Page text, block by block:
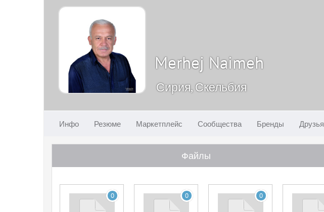
Merhej Naimeh
Сирия, Скельбия
Инфо Резюме Маркетплейс Сообщества Бренды Друзья
Файлы
0 0 0